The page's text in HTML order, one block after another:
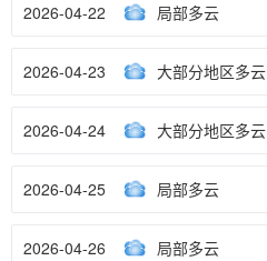
2026-04-22 局部多云
2026-04-23 大部分地区多云
2026-04-24 大部分地区多云
2026-04-25 局部多云
2026-04-26 局部多云